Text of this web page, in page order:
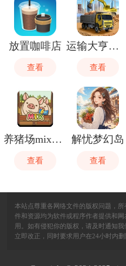
放置咖啡店
查看
运输大亨帝国城市
查看
养猪场mix官方最新版
查看
解忧梦幻岛
查看
本站点尊重各网络文件的版权问题，
件和资源均为软件或程序作者提供和
用。如有侵犯你的版权，请及时通知
立即改正，同时要求用户在24小时内删